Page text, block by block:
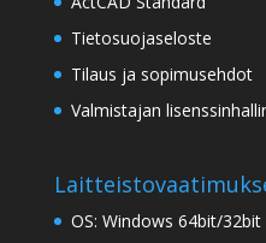
Tietosuojaseloste
Tilaus ja sopimusehdot
Valmistajan
OS: Windows 64bit/